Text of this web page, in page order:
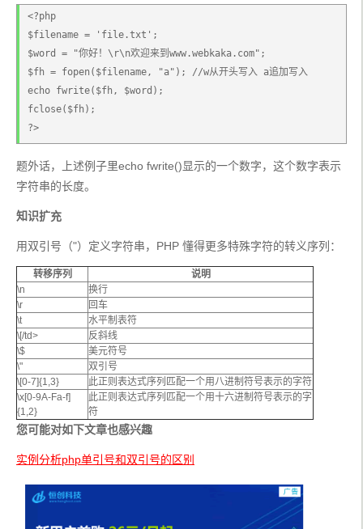
<?php
$filename = 'file.txt';
$word = "你好！\r\n欢迎来到www.webkaka.com";
$fh = fopen($filename, "a"); //w从开头写入 a追加写入
echo fwrite($fh, $word);
fclose($fh);
?>
题外话，上述例子里echo fwrite()显示的一个数字，这个数字表示
字符串的长度。
知识扩充
用双引号（"）定义字符串，PHP 懂得更多特殊字符的转义序列：
转移序列
说明
\n
换行
\r
回车
\t
水平制表符
\[/td>
反斜线
\$
美元符号
\"
双引号
\[0-7]{1,3}
此正则表达式序列匹配一个用八进制符号表示的字符
\x[0-9A-Fa-f]
{1,2}
此正则表达式序列匹配一个用十六进制符号表示的字
符
您可能对如下文章也感兴趣
实例分析php单引号和双引号的区别